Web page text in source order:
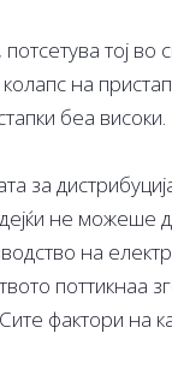
тој
на
беа високи.
за
не можеше
на
поттикнаа
фактори на